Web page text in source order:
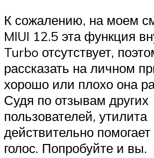
К сожалению, на моем
MIUI 12.5 эта функция
Turbo отсутствует,
рассказать на личном
хорошо или плохо она
Судя по отзывам других
пользователей, утилита
действительно
голос. Попробуйте и вы.